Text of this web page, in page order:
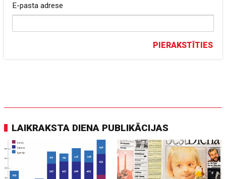
E-pasta adrese
PIERAKSTĪTIES
LAIKRAKSTA DIENA PUBLIKĀCIJAS